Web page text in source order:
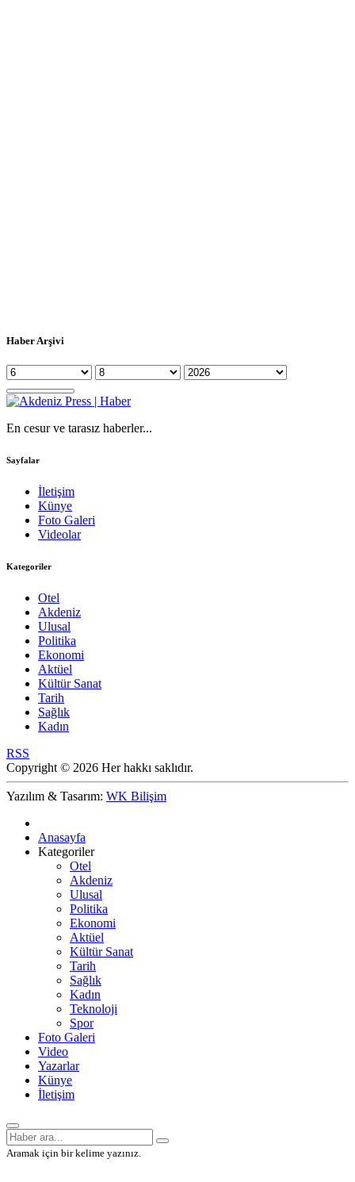
Haber Arşivi
En cesur ve tarasız haberler...
Sayfalar
İletişim
Künye
Foto Galeri
Videolar
Kategoriler
Otel
Akdeniz
Ulusal
Politika
Ekonomi
Aktüel
Kültür Sanat
Tarih
Sağlık
Kadın
RSS
Copyright © 2026 Her hakkı saklıdır.
Yazılım & Tasarım: WK Bilişim
Anasayfa
Kategoriler
Otel
Akdeniz
Ulusal
Politika
Ekonomi
Aktüel
Kültür Sanat
Tarih
Sağlık
Kadın
Teknoloji
Spor
Foto Galeri
Video
Yazarlar
Künye
İletişim
Aramak için bir kelime yazınız.